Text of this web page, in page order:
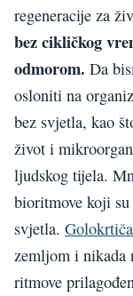
regeneracije za
bez cikličkog
odmorom. Da
osloniti na
bez svjetla, kao
život i
ljudskog tijela.
bioritmove koji
svjetla.
zemljom i nikada
ritmove